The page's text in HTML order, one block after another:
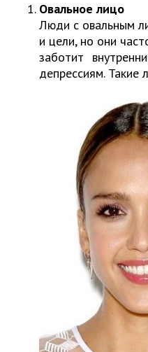
Овальное лицо
Люди с овальным
и цели, но они
заботит
депрессиям. Такие